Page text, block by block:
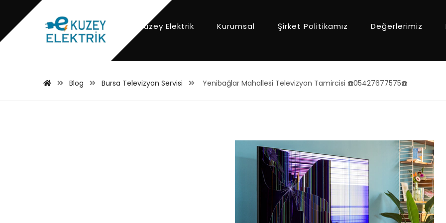
Kuzey Elektrik Kurumsal Şirket Politikamız Değerlerimiz
Blog Bursa Televizyon Servisi Yenibağlar Mahallesi Televizyon Tamircisi ☎️05427677575☎️